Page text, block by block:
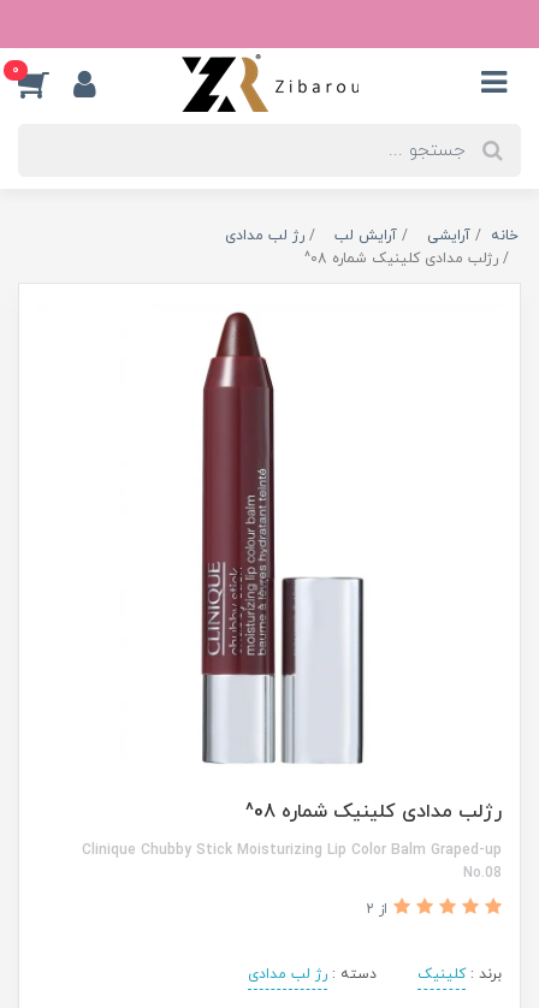
0
خانه آرایشی آرایش لب
رژ لب مدادی
رژلب مدادی کلینیک شماره 08^
رژلب مدادی کلینیک شماره 08^
Clinique Chubby Stick Moisturizing Lip Color Balm Graped-up
No.08
از 2
برند :کلینیک دسته : رژ لب مدادی